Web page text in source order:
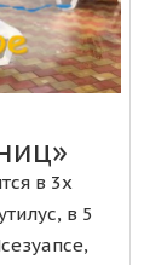
в 3х
в 5